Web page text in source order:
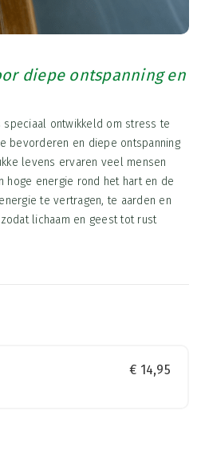
diepe ontspanning en
speciaal ontwikkeld om stress te
bevorderen en diepe ontspanning
levens ervaren veel mensen
hoge energie rond het hart en de
te vertragen, te aarden en
lichaam en geest tot rust
€ 14,95